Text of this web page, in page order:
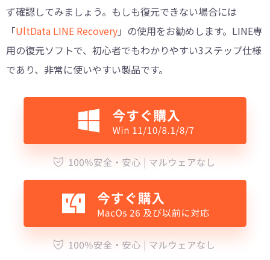
ず確認してみましょう。もしも復元できない場合には
「UltData LINE Recovery」の使用をお勧めします。LINE専
用の復元ソフトで、初心者でもわかりやすい3ステップ仕様
であり、非常に使いやすい製品です。